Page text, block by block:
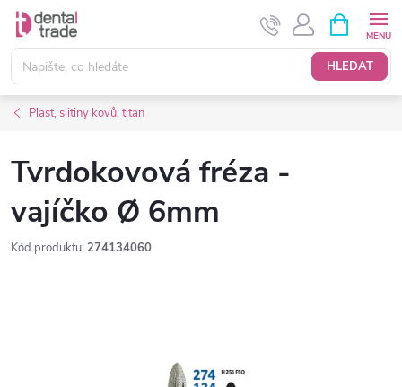
Přejít
obsah
HLEDAT
NÁKUPNÍ
KOŠÍK
Plast, slitiny kovů, titan
Tvrdokovová fréza -
vajíčko Ø 6mm
Kód produktu: 274134060